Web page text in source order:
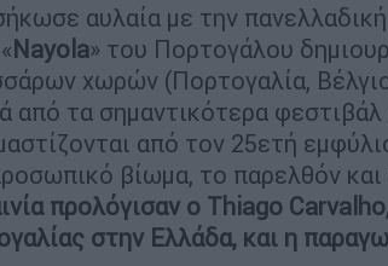
αυλαία με την πανελλαδική
Nayola» του Πορτογάλου
χωρών (Πορτογαλία,
από τα σημαντικότερα
από τον 25ετή
βίωμα, το παρελθόν
προλόγισαν ο Thiago
στην Ελλάδα, και η